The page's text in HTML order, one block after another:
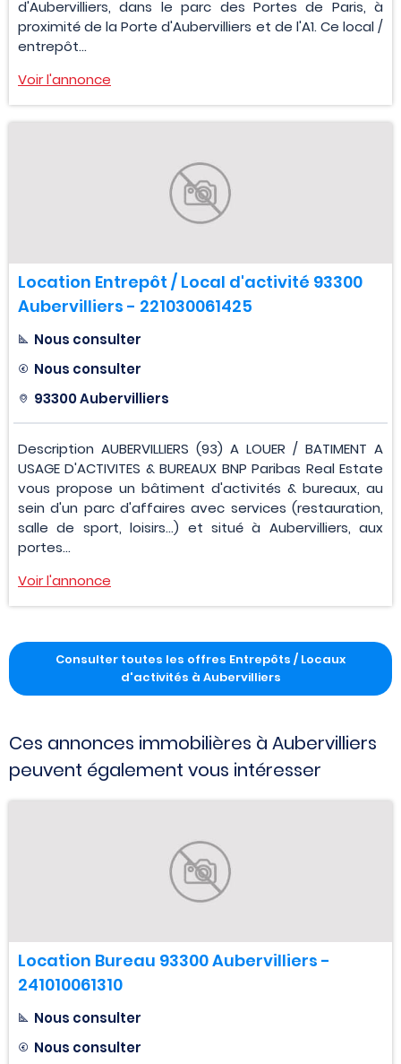
d'Aubervilliers, dans le parc des Portes de Paris, à
proximité de la Porte d'Aubervilliers et de l'A1. Ce local /
entrepôt...
Voir l'annonce
Location Entrepôt / Local d'activité 93300
Aubervilliers - 221030061425
Nous consulter
Nous consulter
93300 Aubervilliers
Description AUBERVILLIERS (93) A LOUER / BATIMENT A
USAGE D'ACTIVITES & BUREAUX BNP Paribas Real Estate
vous propose un bâtiment d'activités & bureaux, au
sein d'un parc d'affaires avec services (restauration,
salle de sport, loisirs...) et situé à Aubervilliers, aux
portes...
Voir l'annonce
Consulter toutes les offres Entrepôts / Locaux
d'activités à Aubervilliers
Ces annonces immobilières à Aubervilliers
peuvent également vous intéresser
Location Bureau 93300 Aubervilliers -
241010061310
Nous consulter
Nous consulter